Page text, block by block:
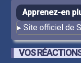
Apprenez-en
Site officiel de
VOS